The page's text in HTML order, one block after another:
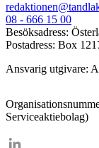
08 - 666 15 00
Besöksadress:
Postadress: Box
Ansvarig utgivare:
Serviceaktiebolag)